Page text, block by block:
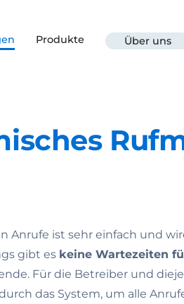
Produkte Über uns
Anrufe ist sehr einfach und
gibt es keine Wartezeiten
Für die Betreiber und
das System, um alle